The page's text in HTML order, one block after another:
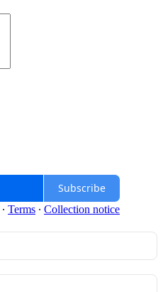
Subscribe
∙ Terms ∙ Collection notice